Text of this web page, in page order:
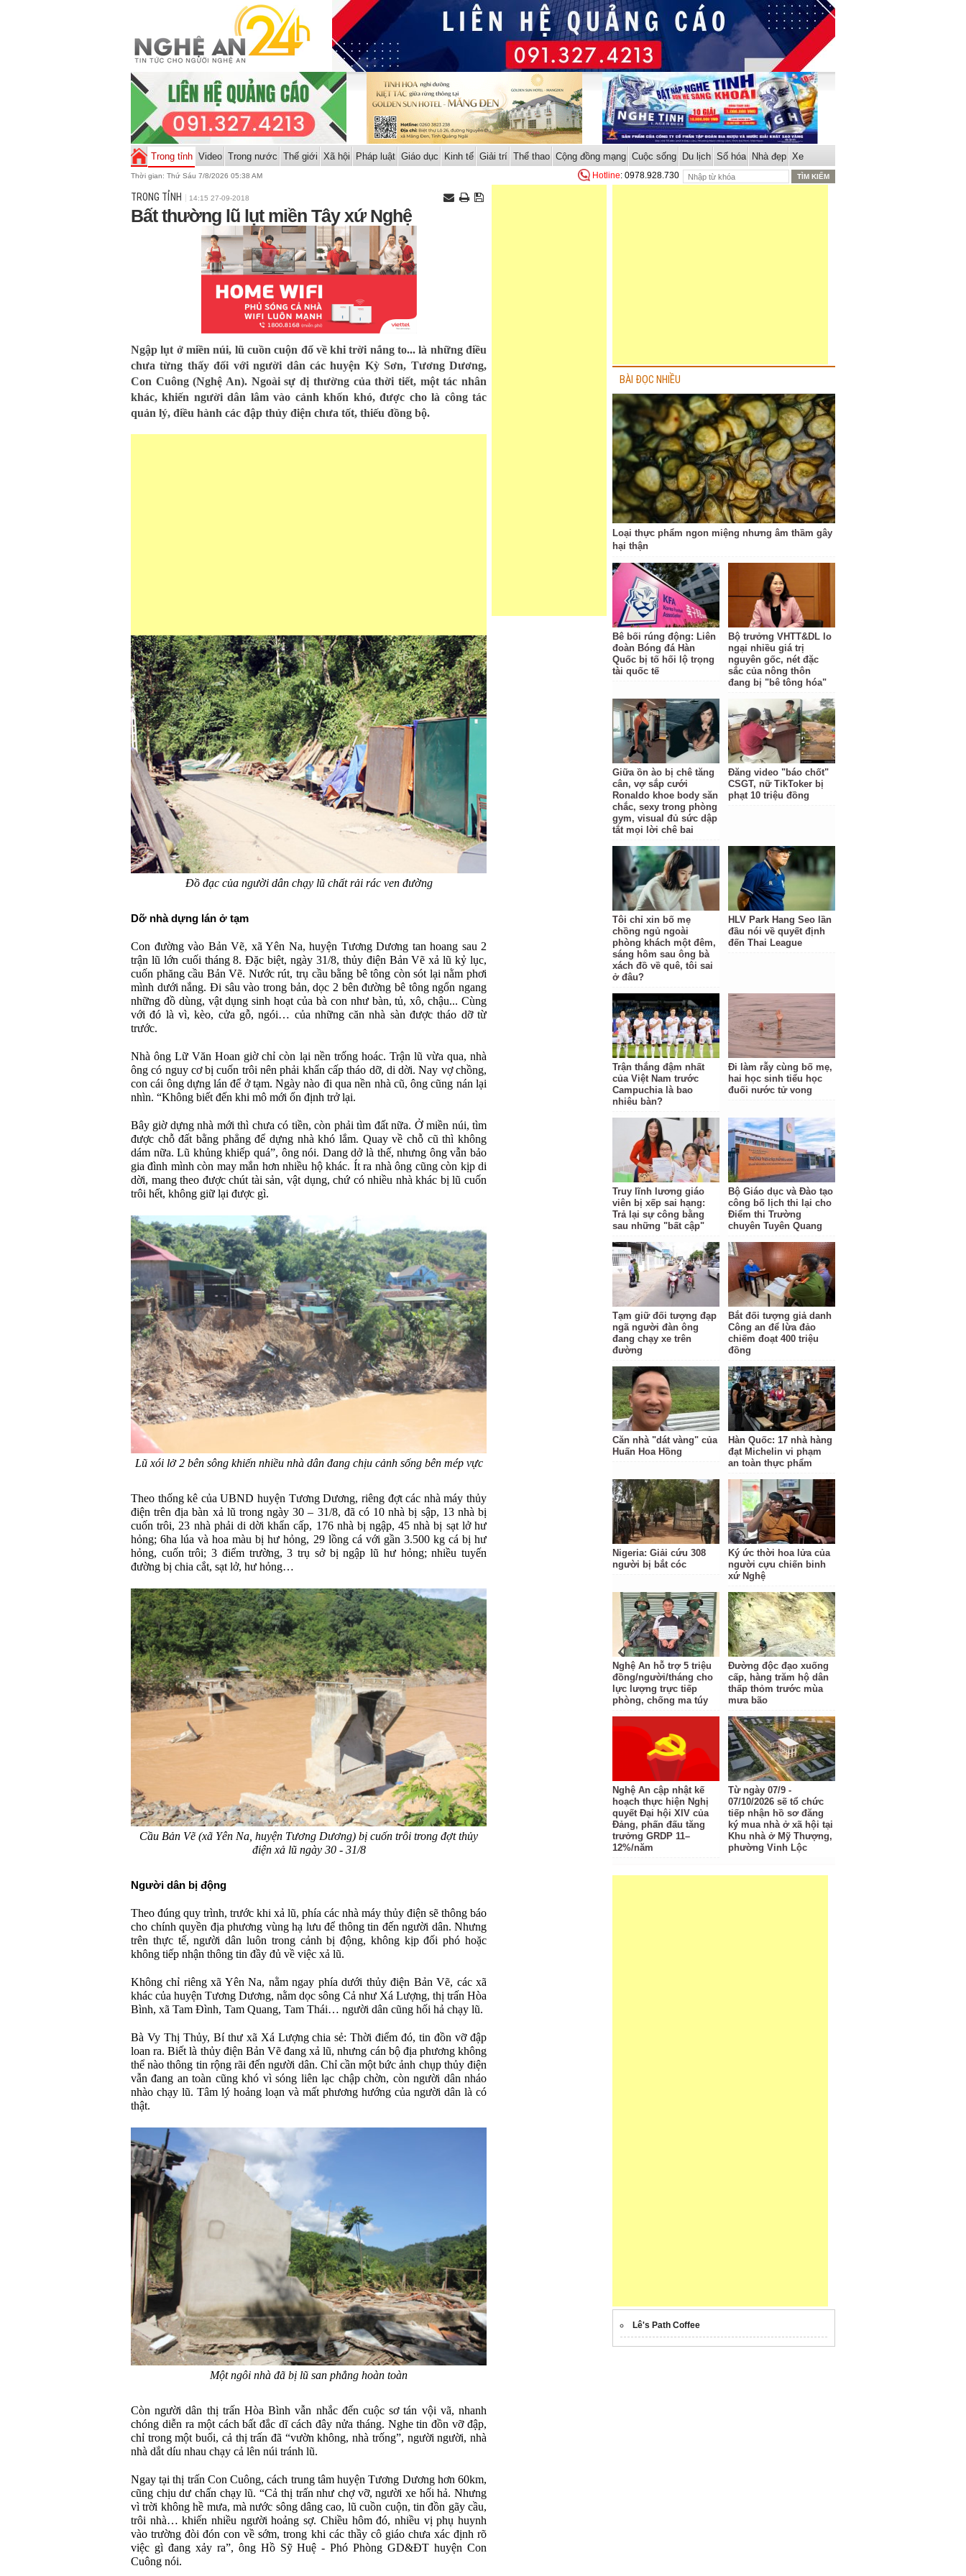
Trong tỉnh Video Trong nước Thế giới Xã hội Pháp luật Giáo dục Kinh tế Giải trí Thể thao Cộng đồng mạng Cuộc sống Du lịch Số hóa Nhà đẹp Xe
Thời gian: Thứ Sáu 7/8/2026 05:38 AM Hotline: 0978.928.730
TRONG TỈNH 14:15 27-09-2018
Bất thường lũ lụt miền Tây xứ Nghệ
Ngập lụt ở miền núi, lũ cuồn cuộn đổ về khi trời nắng to... là những điều
chưa từng thấy đối với người dân các huyện Kỳ Sơn, Tương Dương,
Con Cuông (Nghệ An). Ngoài sự dị thường của thời tiết, một tác nhân
khác, khiến người dân lâm vào cảnh khốn khó, được cho là công tác
quản lý, điều hành các đập thủy điện chưa tốt, thiếu đồng bộ.
Đồ đạc của người dân chạy lũ chất rải rác ven đường
Dỡ nhà dựng lán ở tạm
Con đường vào Bản Vẽ, xã Yên Na, huyện Tương Dương tan hoang sau 2
trận lũ lớn cuối tháng 8. Đặc biệt, ngày 31/8, thủy điện Bản Vẽ xả lũ kỷ lục,
cuốn phăng cầu Bản Vẽ. Nước rút, trụ cầu bằng bê tông còn sót lại nằm phơi
mình dưới nắng. Đi sâu vào trong bản, dọc 2 bên đường bê tông ngổn ngang
những đồ dùng, vật dụng sinh hoạt của bà con như bàn, tủ, xô, chậu... Cùng
với đó là vì, kèo, cửa gỗ, ngói… của những căn nhà sàn được tháo dỡ từ
trước.
Nhà ông Lữ Văn Hoan giờ chỉ còn lại nền trống hoác. Trận lũ vừa qua, nhà
ông có nguy cơ bị cuốn trôi nên phải khẩn cấp tháo dỡ, di dời. Nay vợ chồng,
con cái ông dựng lán để ở tạm. Ngày nào đi qua nền nhà cũ, ông cũng nán lại
nhìn. “Không biết đến khi mô mới ổn định trở lại.
Bây giờ dựng nhà mới thì chưa có tiền, còn phải tìm đất nữa. Ở miền núi, tìm
được chỗ đất bằng phẳng để dựng nhà khó lắm. Quay về chỗ cũ thì không
dám nữa. Lũ khủng khiếp quá”, ông nói. Dang dở là thế, nhưng ông vẫn bảo
gia đình mình còn may mắn hơn nhiều hộ khác. Ít ra nhà ông cũng còn kịp di
dời, mang theo được chút tài sản, vật dụng, chứ có nhiều nhà khác bị lũ cuốn
trôi hết, không giữ lại được gì.
Lũ xói lở 2 bên sông khiến nhiều nhà dân đang chịu cảnh sống bên mép vực
Theo thống kê của UBND huyện Tương Dương, riêng đợt các nhà máy thủy
điện trên địa bàn xả lũ trong ngày 30 – 31/8, đã có 10 nhà bị sập, 13 nhà bị
cuốn trôi, 23 nhà phải di dời khẩn cấp, 176 nhà bị ngập, 45 nhà bị sạt lở hư
hỏng; 6ha lúa và hoa màu bị hư hỏng, 29 lồng cá với gần 3.500 kg cá bị hư
hỏng, cuốn trôi; 3 điểm trường, 3 trụ sở bị ngập lũ hư hỏng; nhiều tuyến
đường bị chia cắt, sạt lở, hư hỏng…
Cầu Bản Vẽ (xã Yên Na, huyện Tương Dương) bị cuốn trôi trong đợt thủy
điện xả lũ ngày 30 - 31/8
Người dân bị động
Theo đúng quy trình, trước khi xả lũ, phía các nhà máy thủy điện sẽ thông báo
cho chính quyền địa phương vùng hạ lưu để thông tin đến người dân. Nhưng
trên thực tế, người dân luôn trong cảnh bị động, không kịp đối phó hoặc
không tiếp nhận thông tin đầy đủ về việc xả lũ.
Không chỉ riêng xã Yên Na, nằm ngay phía dưới thủy điện Bản Vẽ, các xã
khác của huyện Tương Dương, nằm dọc sông Cả như Xá Lượng, thị trấn Hòa
Bình, xã Tam Đình, Tam Quang, Tam Thái… người dân cũng hối hả chạy lũ.
Bà Vy Thị Thủy, Bí thư xã Xá Lượng chia sẻ: Thời điểm đó, tin đồn vỡ đập
loan ra. Biết là thủy điện Bản Vẽ đang xả lũ, nhưng cán bộ địa phương không
thể nào thông tin rộng rãi đến người dân. Chỉ cần một bức ảnh chụp thủy điện
vẫn đang an toàn cũng khó vì sóng liên lạc chập chờn, còn người dân nháo
nhào chạy lũ. Tâm lý hoảng loạn và mất phương hướng của người dân là có
thật.
Một ngôi nhà đã bị lũ san phẳng hoàn toàn
Còn người dân thị trấn Hòa Bình vẫn nhắc đến cuộc sơ tán vội vã, nhanh
chóng diễn ra một cách bất đắc dĩ cách đây nửa tháng. Nghe tin đồn vỡ đập,
chỉ trong một buổi, cả thị trấn đã “vườn không, nhà trống”, người người, nhà
nhà dắt díu nhau chạy cả lên núi tránh lũ.
Ngay tại thị trấn Con Cuông, cách trung tâm huyện Tương Dương hơn 60km,
cũng chịu dư chấn chạy lũ. “Cả thị trấn như chợ vỡ, người xe hối hả. Nhưng
vì trời không hề mưa, mà nước sông dâng cao, lũ cuồn cuộn, tin đồn gãy cầu,
trôi nhà… khiến nhiều người hoảng sợ. Chiều hôm đó, nhiều vị phụ huynh
vào trường đòi đón con về sớm, trong khi các thầy cô giáo chưa xác định rõ
việc gì đang xảy ra”, ông Hồ Sỹ Huệ - Phó Phòng GD&ĐT huyện Con
Cuông nói.
BÀI ĐỌC NHIỀU
Loại thực phẩm ngon miệng nhưng âm thầm gây
hại thận
Bê bối rúng động: Liên
đoàn Bóng đá Hàn
Quốc bị tố hối lộ trọng
tài quốc tế
Bộ trưởng VHTT&DL lo
ngại nhiều giá trị
nguyên gốc, nét đặc
sắc của nông thôn
đang bị "bê tông hóa"
Giữa ồn ào bị chê tăng
cân, vợ sắp cưới
Ronaldo khoe body săn
chắc, sexy trong phòng
gym, visual đủ sức dập
tắt mọi lời chê bai
Đăng video "báo chốt"
CSGT, nữ TikToker bị
phạt 10 triệu đồng
Tôi chỉ xin bố mẹ
chồng ngủ ngoài
phòng khách một đêm,
sáng hôm sau ông bà
xách đồ về quê, tôi sai
ở đâu?
HLV Park Hang Seo lần
đầu nói về quyết định
đến Thai League
Trận thắng đậm nhất
của Việt Nam trước
Campuchia là bao
nhiêu bàn?
Đi làm rẫy cùng bố mẹ,
hai học sinh tiểu học
đuối nước tử vong
Truy lĩnh lương giáo
viên bị xếp sai hạng:
Trả lại sự công bằng
sau những "bất cập"
Bộ Giáo dục và Đào tạo
công bố lịch thi lại cho
Điểm thi Trường
chuyên Tuyên Quang
Tạm giữ đối tượng đạp
ngã người đàn ông
đang chạy xe trên
đường
Bắt đối tượng giả danh
Công an để lừa đảo
chiếm đoạt 400 triệu
đồng
Căn nhà "dát vàng" của
Huấn Hoa Hồng
Hàn Quốc: 17 nhà hàng
đạt Michelin vi phạm
an toàn thực phẩm
Nigeria: Giải cứu 308
người bị bắt cóc
Ký ức thời hoa lửa của
người cựu chiến binh
xứ Nghệ
Nghệ An hỗ trợ 5 triệu
đồng/người/tháng cho
lực lượng trực tiếp
phòng, chống ma túy
Đường độc đạo xuống
cấp, hàng trăm hộ dân
thấp thỏm trước mùa
mưa bão
Nghệ An cập nhật kế
hoạch thực hiện Nghị
quyết Đại hội XIV của
Đảng, phấn đấu tăng
trưởng GRDP 11–
12%/năm
Từ ngày 07/9 -
07/10/2026 sẽ tổ chức
tiếp nhận hồ sơ đăng
ký mua nhà ở xã hội tại
Khu nhà ở Mỹ Thượng,
phường Vinh Lộc
Lê's Path Coffee